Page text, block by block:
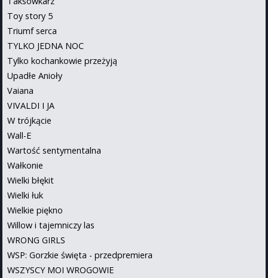
Toy story 5
Triumf serca
TYLKO JEDNA NOC
Tylko kochankowie przeżyją
Upadłe Anioły
Vaiana
VIVALDI I JA
W trójkącie
Wall-E
Wartość sentymentalna
Wałkonie
Wielki błękit
Wielki łuk
Wielkie piękno
Willow i tajemniczy las
WRONG GIRLS
WSP: Gorzkie święta - przedpremiera
WSZYSCY MOI WROGOWIE